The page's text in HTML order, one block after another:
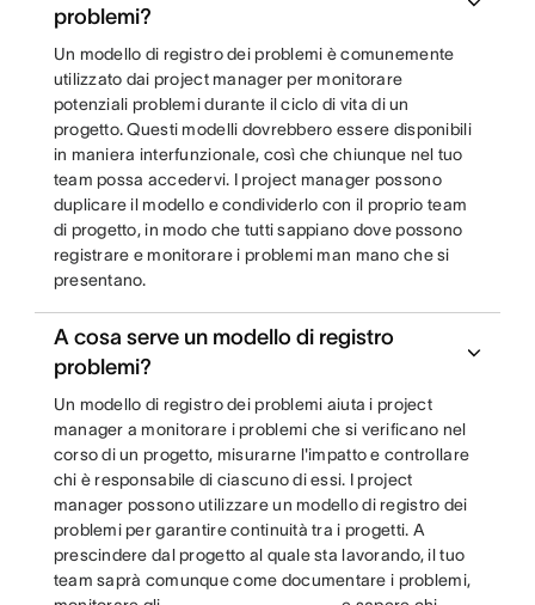
problemi?
Un modello di registro dei problemi è comunemente
utilizzato dai project manager per monitorare
potenziali problemi durante il ciclo di vita di un
progetto. Questi modelli dovrebbero essere disponibili
in maniera interfunzionale, così che chiunque nel tuo
team possa accedervi. I project manager possono
duplicare il modello e condividerlo con il proprio team
di progetto, in modo che tutti sappiano dove possono
registrare e monitorare i problemi man mano che si
presentano.
A cosa serve un modello di registro
problemi?
Un modello di registro dei problemi aiuta i project
manager a monitorare i problemi che si verificano nel
corso di un progetto, misurarne l'impatto e controllare
chi è responsabile di ciascuno di essi. I project
manager possono utilizzare un modello di registro dei
problemi per garantire continuità tra i progetti. A
prescindere dal progetto al quale sta lavorando, il tuo
team saprà comunque come documentare i problemi,